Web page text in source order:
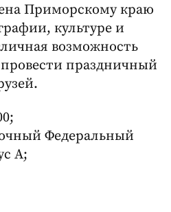
Приморскому краю
культуре и
возможность
праздничный
Федеральный
А;